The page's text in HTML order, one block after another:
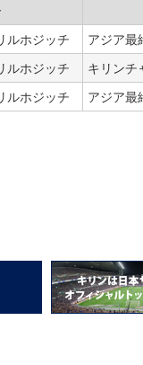
ルホジッチ アジア最
ルホジッチ キリンチ
ルホジッチ アジア最